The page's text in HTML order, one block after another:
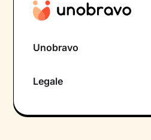
Unobravo
Psicologo in chat
Legale